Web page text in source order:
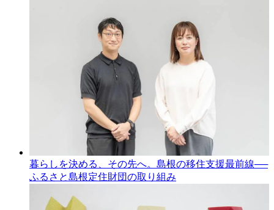
暮らしを決める、その先へ。島根の移住支援最前線──
ふるさと島根定住財団の取り組み